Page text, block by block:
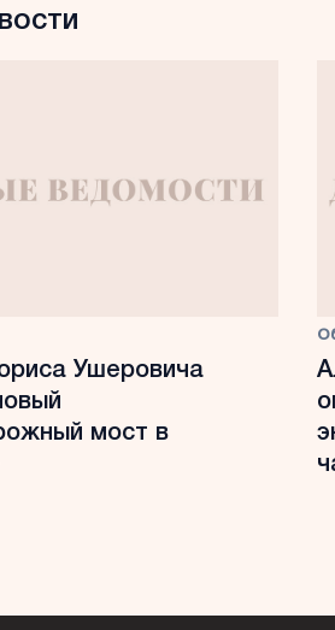
Ушеровича
мост в